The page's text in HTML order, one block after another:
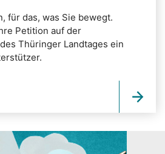
für das, was Sie bewegt.
Petition auf der
Thüringer Landtages ein